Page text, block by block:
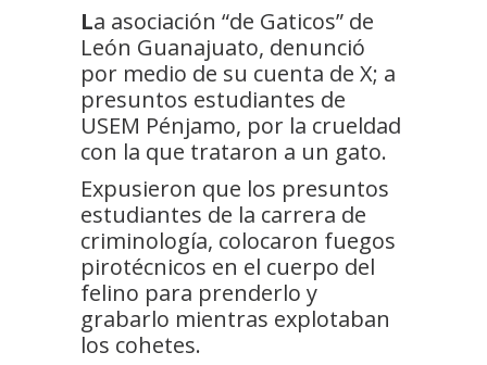
La asociación “de Gaticos” de
León Guanajuato, denunció
por medio de su cuenta de X; a
presuntos estudiantes de
USEM Pénjamo, por la crueldad
con la que trataron a un gato.
Expusieron que los presuntos
estudiantes de la carrera de
criminología, colocaron fuegos
pirotécnicos en el cuerpo del
felino para prenderlo y
grabarlo mientras explotaban
los cohetes.